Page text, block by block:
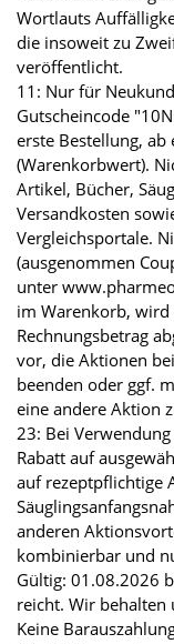
Wortlauts
die insoweit zu
veröffentlicht.
11: Nur für
Gutscheincode
erste Bestellung,
(Warenkorbwert).
Artikel, Bücher,
Versandkosten
Vergleichsportale.
(ausgenommen
unter
im Warenkorb,
Rechnungsbetrag
vor, die Aktionen
beenden oder ggf.
eine andere Aktion
23: Bei
Rabatt auf
auf rezeptpflichtige
anderen
kombinierbar und
Gültig: 01.08.2026
reicht. Wir behalten
Keine